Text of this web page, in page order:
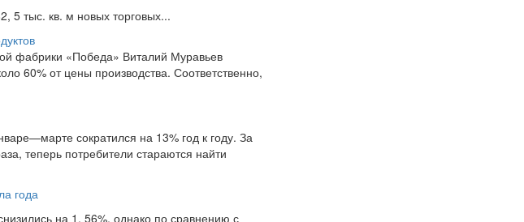
5 тыс. кв. м новых торговых...
фабрики «Победа» Виталий Муравьев
60% от цены производства. Соответственно,
сократился на 13% год к году. За
теперь потребители стараются найти
года
на 1, 56%, однако по сравнению с